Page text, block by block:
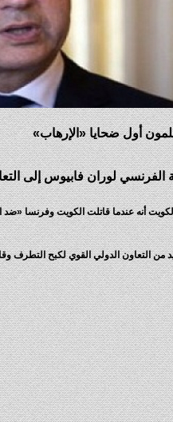
أول ضحايا «الإرهاب»
الفرنسي لوران فابيوس إلى
أنه عندما قاتلت الكويت وفرنسا «ضد
من التعاون الدولي القوي لكبح التطرف